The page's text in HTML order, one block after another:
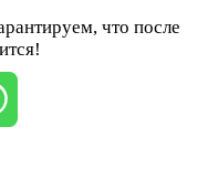
что после